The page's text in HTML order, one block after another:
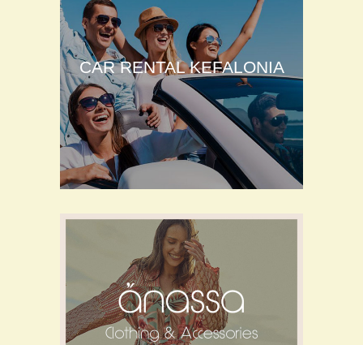
CAR RENTAL KEFALONIA